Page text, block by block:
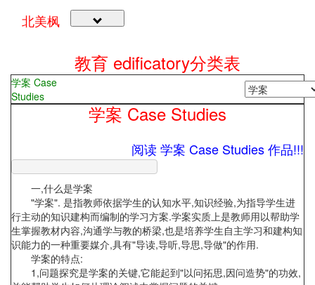
北美枫
教育 edificatory分类表
学案 Case
Studies
学案 Case Studies
阅读 学案 Case Studies 作品!!!
一,什么是学案
"学案". 是指教师依据学生的认知水平,知识经验,为指导学生进
行主动的知识建构而编制的学习方案.学案实质上是教师用以帮助学
生掌握教材内容,沟通学与教的桥梁,也是培养学生自主学习和建构知
识能力的一种重要媒介,具有"导读,导听,导思,导做"的作用.
学案的特点:
1,问题探究是学案的关键,它能起到"以问拓思,因问造势"的功效,